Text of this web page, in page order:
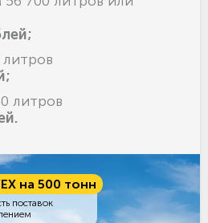
литров
на 500 тонн
поставок